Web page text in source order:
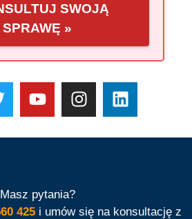
SWOJĄ
SPRAWĘ »
Masz pytania?
425 i umów się na konsultację z